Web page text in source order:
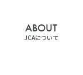
ABOUT
JCAについて